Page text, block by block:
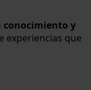
conocimiento y
experiencias que